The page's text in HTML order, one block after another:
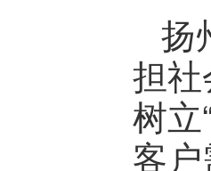
扬
担
树
客